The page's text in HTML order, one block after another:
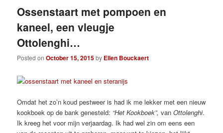
Ossenstaart met pompoen en
kaneel, een vleugje
Ottolenghi…
Posted onOctober 15, 2015by Ellen Bouckaert
Omdat het zo’n koud pestweer is had ik me lekker met een nieuw
kookboek op de bank genesteld: “Het Kookboek”, vanOttolenghi.
Ik kreeg het voor mijn verjaardag. Ik had wel zin om eens een